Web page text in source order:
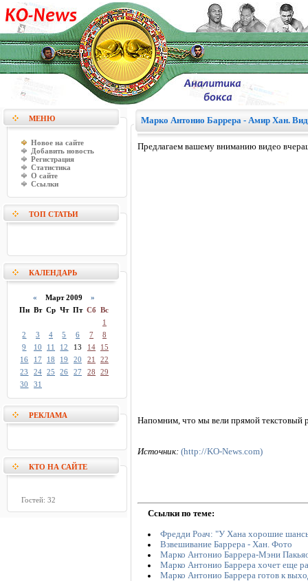
МЕНЮ
Новое на сайте
Добавить новость
Регистрация
Статистика
О сайте
Ссылки
ТОП СТАТЬИ
КАЛЕНДАРЬ
« Март 2009 »
Пн Вт Ср Чт Пт Сб Вс
1
2
3 4 5 6 7
8
9
10 11 12 13 14
15
16
17 18 19 20 21
22
23
24 25 26 27 28
29
30
31
РЕКЛАМА
КТО НА САЙТЕ
Гостей: 32
Марко Антонио Баррера - Амир Хан.
Предлагаем вашему вниманию видео
Напомним, что мы вели прямой текстовый
Источник: (http://KO-News.com)
Ссылки по теме:
Фредди Роач: "У Хана хорошие
Взвешивание Баррера - Хан. Фото
Марко Антонио Баррера-Мэни
Марко Антонио Баррера хочет еще
Марко Антонио Баррера готов к